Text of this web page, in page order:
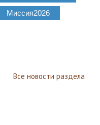
Миссия2026
Все новости раздела